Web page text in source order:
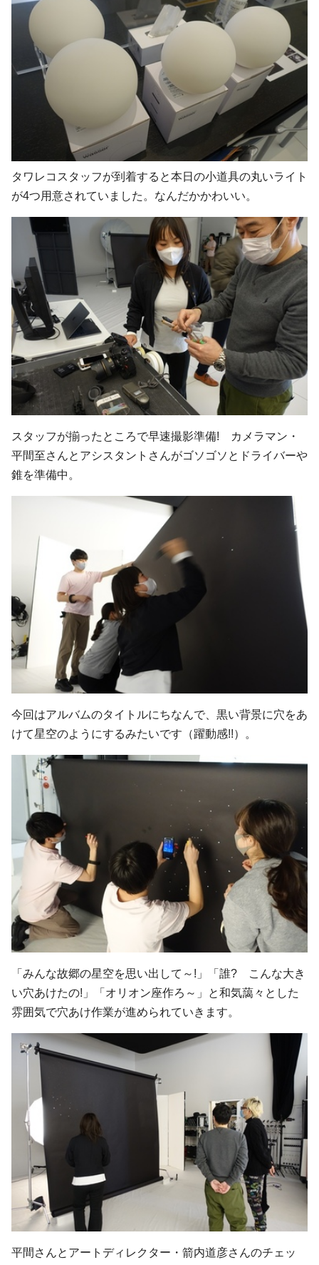
タワレコスタッフが到着すると本日の小道具の丸いライト
が4つ用意されていました。なんだかかわいい。
スタッフが揃ったところで早速撮影準備! カメラマン・
平間至さんとアシスタントさんがゴソゴソとドライバーや
錐を準備中。
今回はアルバムのタイトルにちなんで、黒い背景に穴をあ
けて星空のようにするみたいです（躍動感!!）。
「みんな故郷の星空を思い出して～!」「誰? こんな大き
い穴あけたの!」「オリオン座作ろ～」と和気藹々とした
雰囲気で穴あけ作業が進められていきます。
平間さんとアートディレクター・箭内道彦さんのチェッ